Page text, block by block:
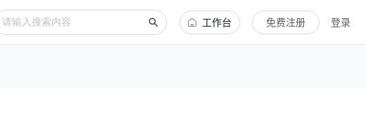
工作台 免费注册 登录